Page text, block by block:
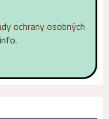
ochrany osobných